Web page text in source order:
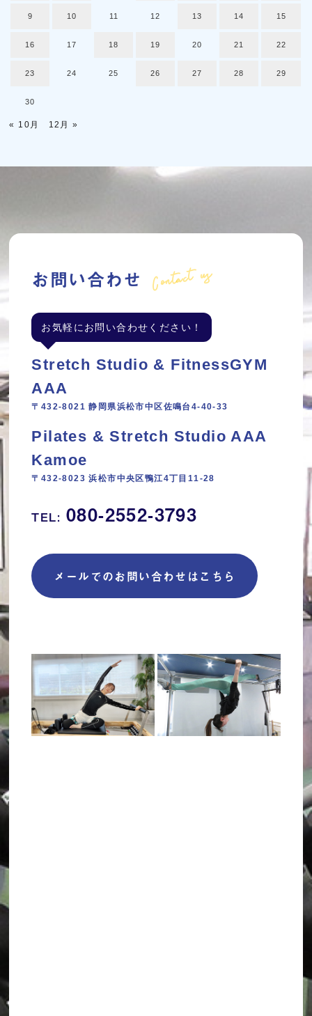
9 10 11 12 13 14 15
16 17 18 19 20 21 22
23 24 25 26 27 28 29
30
« 10月 12月 »
お問い合わせ Contact us
お気軽にお問い合わせください！
Stretch Studio & FitnessGYM
AAA
〒432-8021 静岡県浜松市中区佐鳴台4-40-33
Pilates & Stretch Studio AAA
Kamoe
〒432-8023 浜松市中央区鴨江4丁目11‐28
TEL: 080-2552-3793
メールでのお問い合わせはこちら